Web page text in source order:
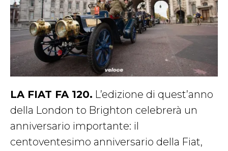
LA FIAT FA 120. L’edizione di quest’anno
della London to Brighton celebrerà un
anniversario importante: il
centoventesimo anniversario della Fiat,